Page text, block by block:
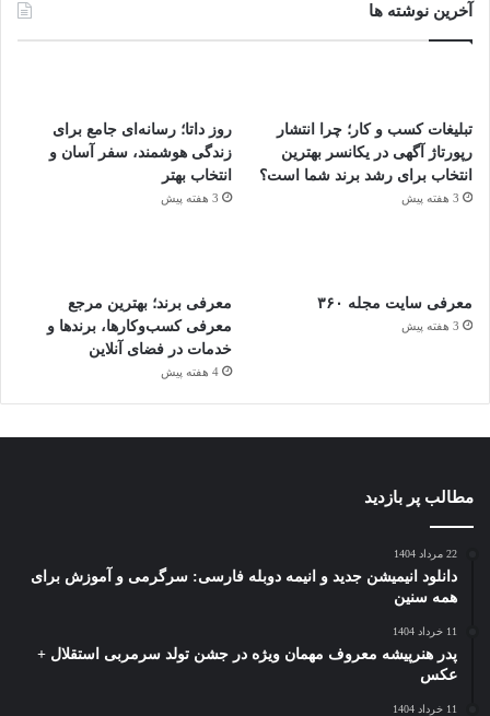
آخرین نوشته ها
تبلیغات کسب و کار؛ چرا انتشار
رپورتاژ آگهی در یکانسر بهترین
انتخاب برای رشد برند شما است؟
3 هفته پیش
روز داتا؛ رسانه‌ای جامع برای
زندگی هوشمند، سفر آسان و
انتخاب بهتر
3 هفته پیش
معرفی سایت مجله ۳۶۰
3 هفته پیش
معرفی برند؛ بهترین مرجع
معرفی کسب‌وکارها، برندها و
خدمات در فضای آنلاین
4 هفته پیش
مطالب پر بازدید
22 مرداد 1404
دانلود انیمیشن جدید و انیمه دوبله فارسی: سرگرمی و آموزش برای
همه سنین
11 خرداد 1404
پدر هنرپیشه معروف مهمان ویژه در جشن تولد سرمربی استقلال +
عکس
11 خرداد 1404